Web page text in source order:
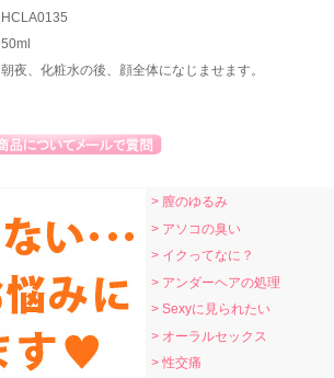
HCLA0135
50ml
朝夜、化粧水の後、顔全体になじませます。
> 膣のゆるみ
> アソコの臭い
> イクってなに？
> アンダーヘアの処理
> Sexyに見られたい
> オーラルセックス
> 性交痛